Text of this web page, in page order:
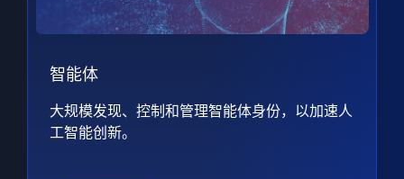
智能体
大规模发现、控制和管理智能体身份，以加速人
工智能创新。